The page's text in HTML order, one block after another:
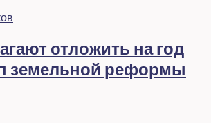
отложить на год
земельной реформы